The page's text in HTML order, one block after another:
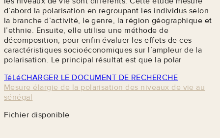
d’abord la polarisation en regroupant les individus selon
la branche d’activité, le genre, la région géographique et
l’ethnie. Ensuite, elle utilise une méthode de
décomposition, pour enfin évaluer les effets de ces
caractéristiques socioéconomiques sur l’ampleur de la
polarisation. Le principal résultat est que la polar
TéLéCHARGER LE DOCUMENT DE RECHERCHE
Mesure élargie de la polarisation des niveaux de vie au
sénégal
Fichier disponible